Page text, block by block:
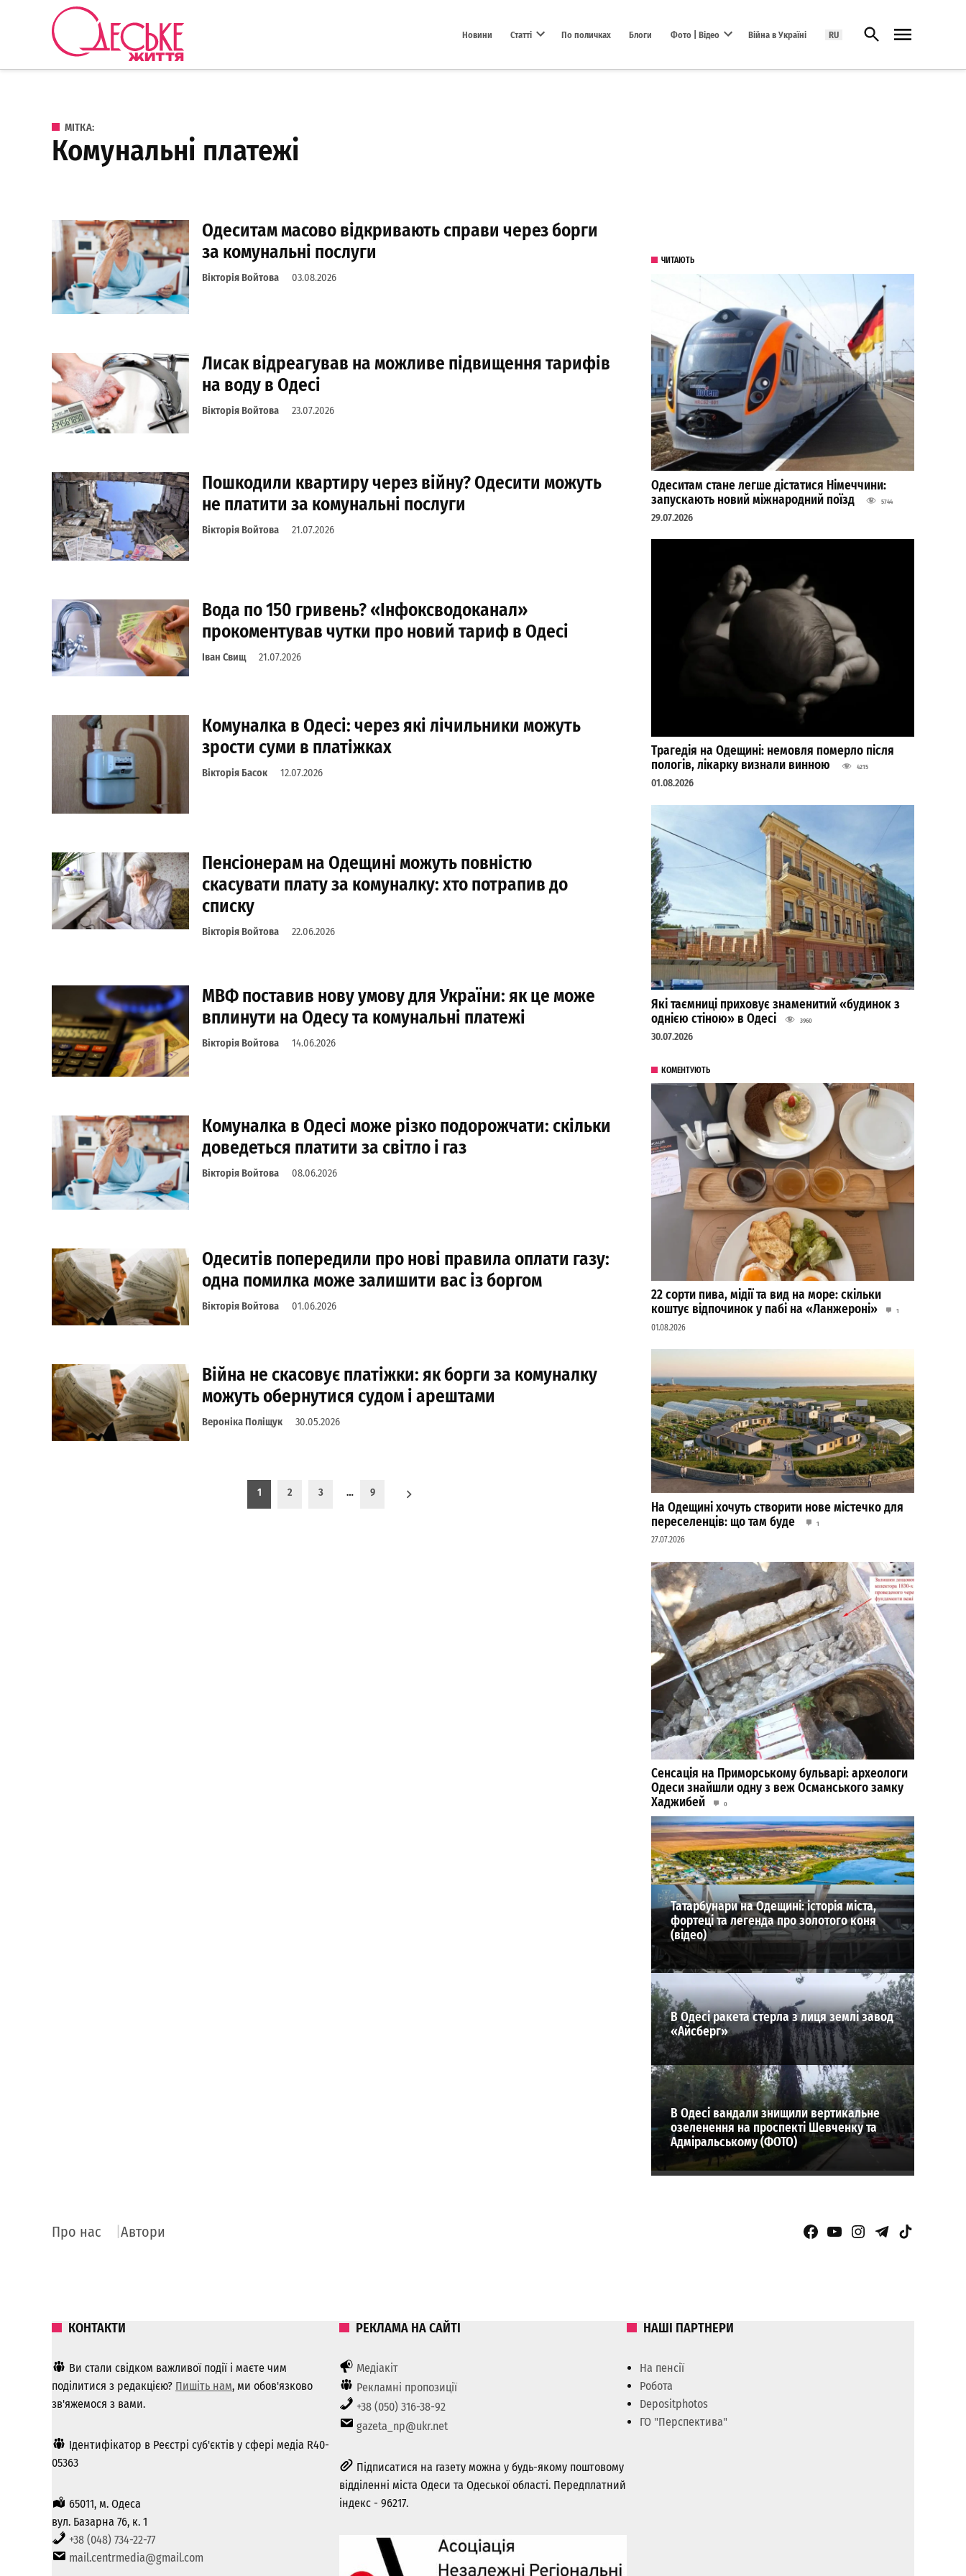
Перейти до вмісту
Новини Статті По поличках Блоги Фото | Відео Війна в Україні RU Відкрити пошук
МІТКА:
комунальні платежі
Одеситам масово відкривають справи через борги
за комунальні послуги
Вікторія Войтова 03.08.2026
Лисак відреагував на можливе підвищення тарифів
на воду в Одесі
Вікторія Войтова 23.07.2026
Пошкодили квартиру через війну? Одесити можуть
не платити за комунальні послуги
Вікторія Войтова 21.07.2026
Вода по 150 гривень? «Інфоксводоканал»
прокоментував чутки про новий тариф в Одесі
Іван Свищ 21.07.2026
Комуналка в Одесі: через які лічильники можуть
зрости суми в платіжках
Вікторія Басок 12.07.2026
Пенсіонерам на Одещині можуть повністю
скасувати плату за комуналку: хто потрапив до
списку
Вікторія Войтова 22.06.2026
МВФ поставив нову умову для України: як це може
вплинути на Одесу та комунальні платежі
Вікторія Войтова 14.06.2026
Комуналка в Одесі може різко подорожчати: скільки
доведеться платити за світло і газ
Вікторія Войтова 08.06.2026
Одеситів попередили про нові правила оплати газу:
одна помилка може залишити вас із боргом
Вікторія Войтова 01.06.2026
Війна не скасовує платіжки: як борги за комуналку
можуть обернутися судом і арештами
Вероніка Поліщук 30.05.2026
1 2 3 … 9
ЧИТАЮТЬ
Одеситам стане легше дістатися Німеччини:
запускають новий міжнародний поїзд
5744
29.07.2026
Трагедія на Одещині: немовля померло після
пологів, лікарку визнали винною
4215
01.08.2026
Які таємниці приховує знаменитий «будинок з
однією стіною» в Одесі
3960
30.07.2026
КОМЕНТУЮТЬ
22 сорти пива, мідії та вид на море: скільки
коштує відпочинок у пабі на «Ланжероні»
1
01.08.2026
На Одещині хочуть створити нове містечко для
переселенців: що там буде
1
27.07.2026
Сенсація на Приморському бульварі: археологи
Одеси знайшли одну з веж Османського замку
Хаджибей
0
03.08.2026
ВИБІР РЕДАКЦІЇ
Татарбунари на Одещині: історія міста,
фортеці та легенда про золотого коня
(відео)
В Одесі ракета стерла з лиця землі завод
«Айсберг»
В Одесі вандали знищили вертикальне
озеленення на проспекті Шевченку та
Адміральському (ФОТО)
Про нас Автори Facebook Page
YouTubeInstagram
Telegram
TikTok
КОНТАКТИ
Ви стали свідком важливої ​​події і маєте чим
поділитися з редакцією? Пишіть нам, ми обов'язково
зв'яжемося з вами.
Ідентифікатор в Реєстрі суб'єктів у сфері медіа R40-
05363
65011, м. Одеса
вул. Базарна 76, к. 1
+38 (048) 734-22-77
mail.centrmedia@gmail.com
РЕКЛАМА НА САЙТІ
Медіакіт
Рекламні пропозиції
+38 (050) 316-38-92
gazeta_np@ukr.net
Підписатися на газету можна у будь-якому поштовому
відділенні міста Одеси та Одеської області. Передплатний
індекс - 96217.
НАШІ ПАРТНЕРИ
На пенсії
Робота
Depositphotos
ГО "Перспектива"